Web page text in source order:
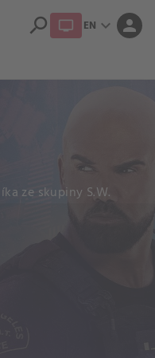
search EN expand_more person
ze skupiny S.W.